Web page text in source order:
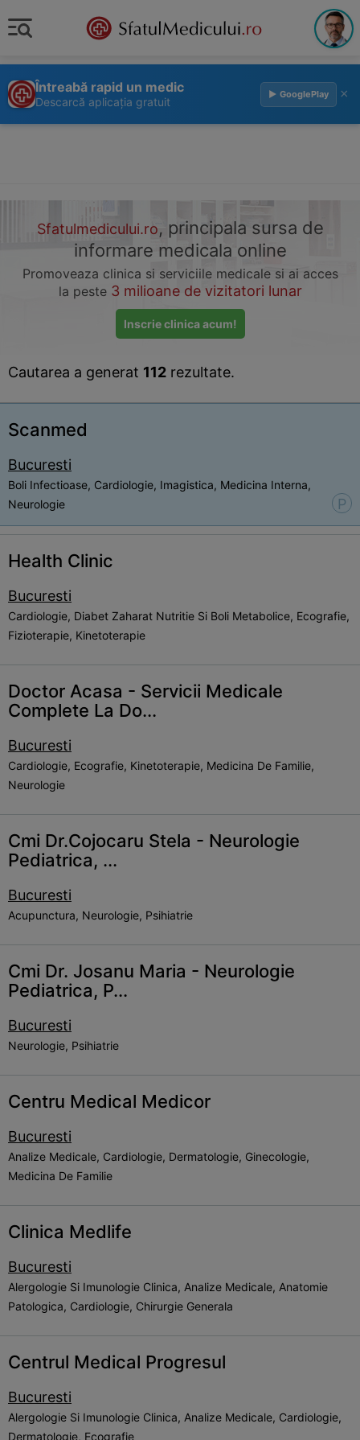
Întreabă rapid un medic
Descarcă aplicația gratuit
▶ GooglePlay ×
Sfatulmedicului.ro, principala sursa de
informare medicala online
Promoveaza clinica si serviciile medicale si ai acces
la peste 3 milioane de vizitatori lunar
Inscrie clinica acum!
Cautarea a generat 112 rezultate.
Scanmed
Bucuresti
Boli Infectioase, Cardiologie, Imagistica, Medicina Interna,
Neurologie
P
Health Clinic
Bucuresti
Cardiologie, Diabet Zaharat Nutritie Si Boli Metabolice, Ecografie,
Fizioterapie, Kinetoterapie
Doctor Acasa - Servicii Medicale
Complete La Do...
Bucuresti
Cardiologie, Ecografie, Kinetoterapie, Medicina De Familie,
Neurologie
Cmi Dr.Cojocaru Stela - Neurologie
Pediatrica, ...
Bucuresti
Acupunctura, Neurologie, Psihiatrie
Cmi Dr. Josanu Maria - Neurologie
Pediatrica, P...
Bucuresti
Neurologie, Psihiatrie
Centru Medical Medicor
Bucuresti
Analize Medicale, Cardiologie, Dermatologie, Ginecologie,
Medicina De Familie
Clinica Medlife
Bucuresti
Alergologie Si Imunologie Clinica, Analize Medicale, Anatomie
Patologica, Cardiologie, Chirurgie Generala
Centrul Medical Progresul
Bucuresti
Alergologie Si Imunologie Clinica, Analize Medicale, Cardiologie,
Dermatologie, Ecografie